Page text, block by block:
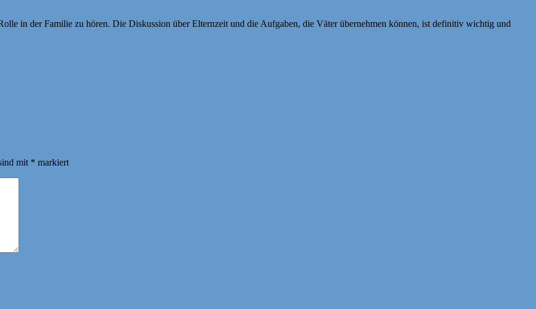
in der Familie zu hören. Die Diskussion über Elternzeit und die Aufgaben, die Väter übernehmen können, ist definitiv wichtig und
mit * markiert